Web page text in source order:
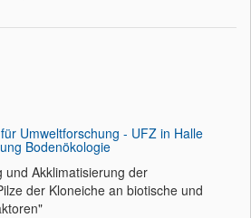
Umweltforschung - UFZ in Halle
Bodenökologie
und Akklimatisierung der
der Kloneiche an biotische und